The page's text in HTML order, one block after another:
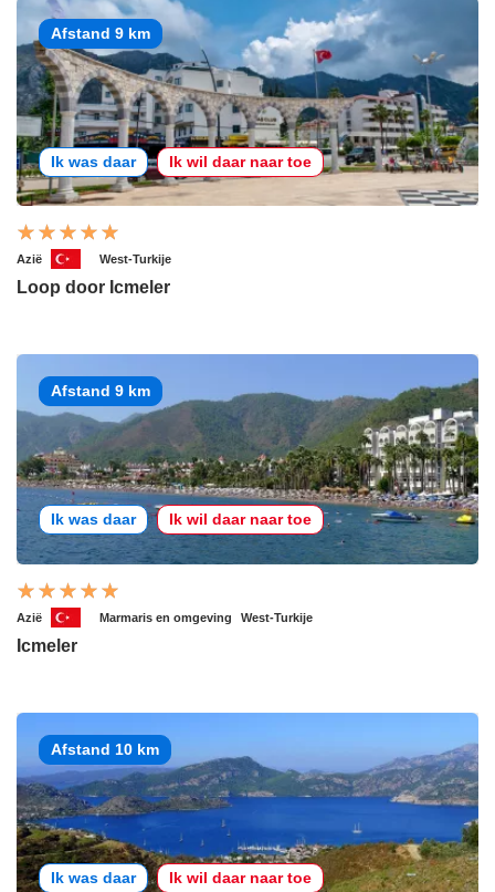
Afstand 9 km
Ik was daar Ik wil daar naar toe
Azië West-Turkije
Loop door Icmeler
Afstand 9 km
Ik was daar Ik wil daar naar toe
Azië Marmaris en omgeving West-Turkije
Icmeler
Afstand 10 km
Ik was daar Ik wil daar naar toe